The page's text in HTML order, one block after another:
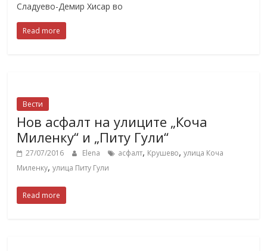
Сладуево-Демир Хисар во
Read more
Вести
Нов асфалт на улиците „Коча
Миленку“ и „Питу Гули“
27/07/2016 Elena асфалт, Крушево,улица Коча
Миленку,улица Питу Гули
Read more